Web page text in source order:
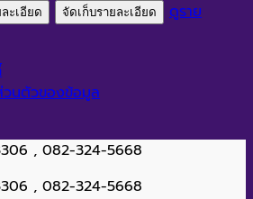
ะเอียด จัดเก็บรายละเอียด
ดูราย
วนตัวของข้อมูล
, 082-324-5668
, 082-324-5668